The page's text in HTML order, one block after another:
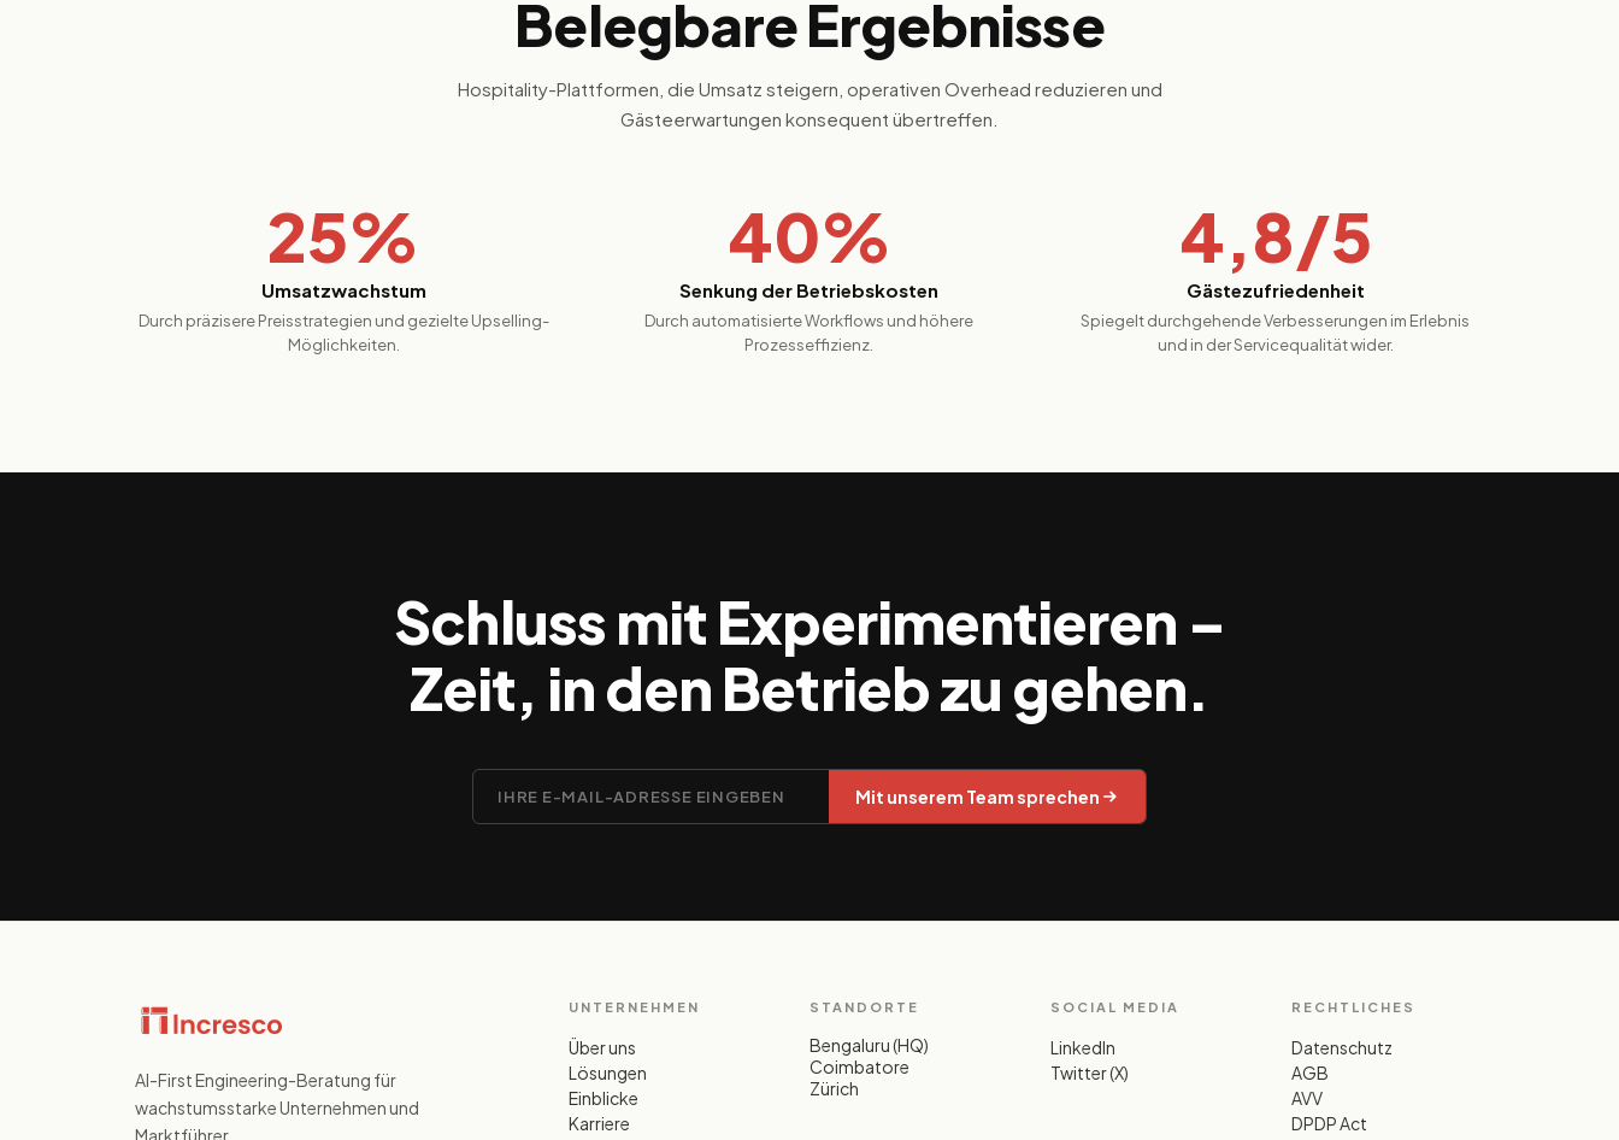
Belegbare Ergebnisse
Hospitality-Plattformen, die Umsatz steigern, operativen Overhead reduzieren und
Gästeerwartungen konsequent übertreffen.
25%
Umsatzwachstum
Durch präzisere Preisstrategien und gezielte Upselling-
Möglichkeiten.
40%
Senkung der Betriebskosten
Durch automatisierte Workflows und höhere
Prozesseffizienz.
4,8/5
Gästezufriedenheit
Spiegelt durchgehende Verbesserungen im Erlebnis
und in der Servicequalität wider.
Schluss mit Experimentieren –
Zeit, in den Betrieb zu gehen.
Mit unserem Team sprechen
AI-First Engineering-Beratung für
wachstumsstarke Unternehmen und
Marktführer.
UNTERNEHMEN
Über uns
Lösungen
Einblicke
Karriere
STANDORTE
Bengaluru (HQ)
Coimbatore
Zürich
SOCIAL MEDIA
LinkedIn
Twitter (X)
RECHTLICHES
Datenschutz
AGB
AVV
DPDP Act